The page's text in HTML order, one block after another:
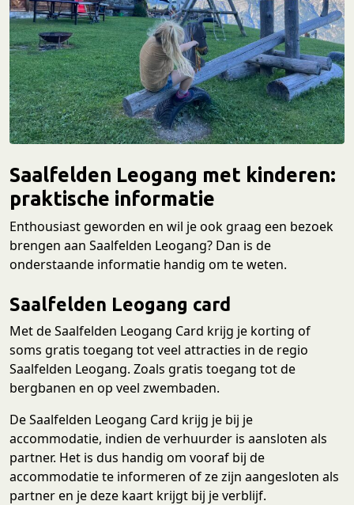
Saalfelden Leogang met kinderen:
praktische informatie
Enthousiast geworden en wil je ook graag een bezoek
brengen aan Saalfelden Leogang? Dan is de
onderstaande informatie handig om te weten.
Saalfelden Leogang card
Met de Saalfelden Leogang Card krijg je korting of
soms gratis toegang tot veel attracties in de regio
Saalfelden Leogang. Zoals gratis toegang tot de
bergbanen en op veel zwembaden.
De Saalfelden Leogang Card krijg je bij je
accommodatie, indien de verhuurder is aansloten als
partner. Het is dus handig om vooraf bij de
accommodatie te informeren of ze zijn aangesloten als
partner en je deze kaart krijgt bij je verblijf.